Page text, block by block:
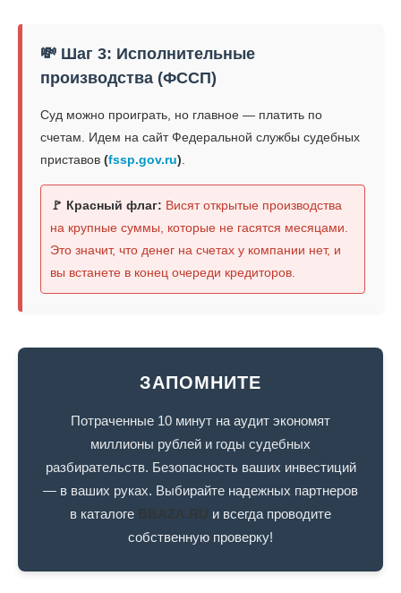
💸 Шаг 3: Исполнительные
производства (ФССП)
Суд можно проиграть, но главное — платить по
счетам. Идем на сайт Федеральной службы судебных
приставов (fssp.gov.ru)
🚩 Красный флаг: Висят открытые производства
на крупные суммы, которые не гасятся месяцами.
Это значит, что денег на счетах у компании нет, и
вы встанете в конец очереди кредиторов.
ЗАПОМНИТЕ
Потраченные 10 минут на аудит экономят
миллионы рублей и годы судебных
разбирательств. Безопасность ваших инвестиций
— в ваших руках. Выбирайте надежных партнеров
в каталоге BBAZA.RU и всегда проводите
собственную проверку!